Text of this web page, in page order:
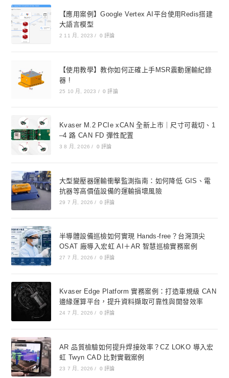
【應用案例】Google Vertex AI平台使用Redis搭建
大語言模型
2 11 月, 2023 / 0 評論
【使用教學】教你如何正確上手MSR震動運輸紀錄
器 !
25 10 月, 2023 / 0 評論
Kvaser M.2 PCIe xCAN 全新上市｜尺寸可裁切、1
–4 路 CAN FD 彈性配置
3 8 月, 2026 / 0 評論
大型變壓器運輸衝擊監測指南：如何降低 GIS、電
抗器等高價值設備的運輸損壞風險
29 7 月, 2026 / 0 評論
半導體設備巡檢如何實現 Hands-free？台灣頂尖
OSAT 廠導入宏虹 AI＋AR 智慧巡檢實務案例
27 7 月, 2026 / 0 評論
Kvaser Edge Platform 實務案例：打造車規級 CAN
邊緣運算平台，提升資料擷取可靠性與開發效率
24 7 月, 2026 / 0 評論
AR 品質檢驗如何提升焊接效率？CZ LOKO 導入宏
虹 Twyn CAD 比對實戰案例
23 7 月, 2026 / 0 評論